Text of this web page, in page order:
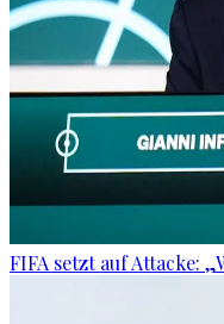
FIFA setzt auf Attacke: